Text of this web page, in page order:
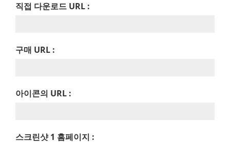
직접 다운로드 URL :
구매 URL :
아이콘의 URL :
스크린샷 1 홈페이지 :